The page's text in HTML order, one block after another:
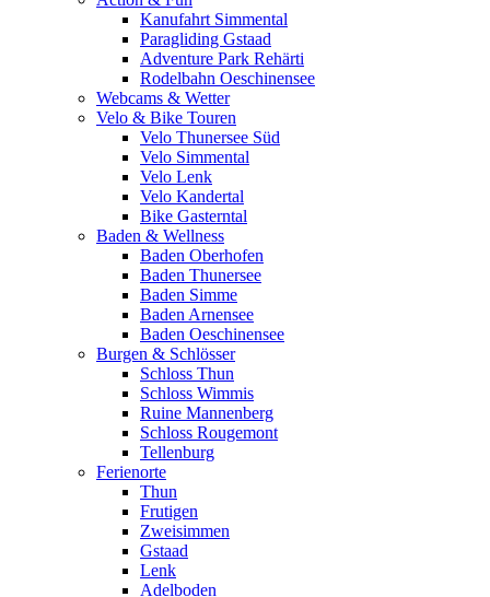
Kanufahrt Simmental
Paragliding Gstaad
Adventure Park Rehärti
Rodelbahn Oeschinensee
Webcams & Wetter
Velo & Bike Touren
Velo Thunersee Süd
Velo Simmental
Velo Lenk
Velo Kandertal
Bike Gasterntal
Baden & Wellness
Baden Oberhofen
Baden Thunersee
Baden Simme
Baden Arnensee
Baden Oeschinensee
Burgen & Schlösser
Schloss Thun
Schloss Wimmis
Ruine Mannenberg
Schloss Rougemont
Tellenburg
Ferienorte
Thun
Frutigen
Zweisimmen
Gstaad
Lenk
Adelboden